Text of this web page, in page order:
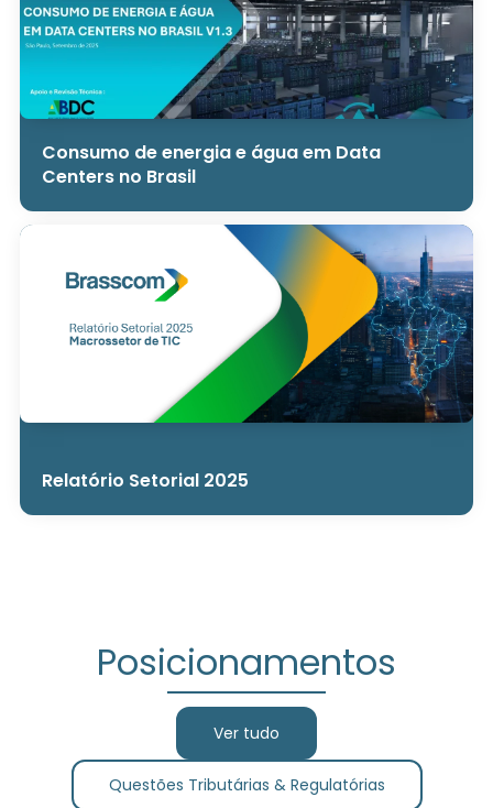
Consumo de energia e água em Data
Centers no Brasil
Relatório Setorial 2025
Posicionamentos
Ver tudo
Questões Tributárias & Regulatórias